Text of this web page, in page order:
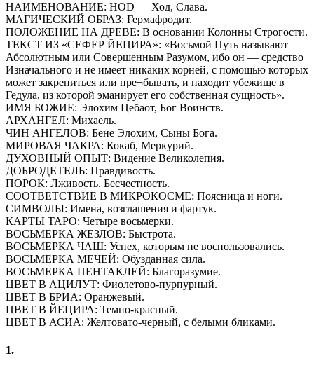
НАИМЕНОВАНИЕ: HOD — Ход, Слава.
МАГИЧЕСКИЙ ОБРАЗ: Гермафродит.
ПОЛОЖЕНИЕ НА ДРЕВЕ: В основании Колонны Строгости.
ТЕКСТ ИЗ «СЕФЕР ЙЕЦИРА»: «Восьмой Путь называют
Абсолютным или Совершенным Разумом, ибо он — средство
Изначального и не имеет никаких корней, с помощью которых
может закрепиться или пре¬бывать, и находит убежище в
Гедула, из которой эманирует его собственная сущность».
ИМЯ БОЖИЕ: Элохим Цебаот, Бог Воинств.
АРХАНГЕЛ: Михаель.
ЧИН АНГЕЛОВ: Бене Элохим, Сыны Бога.
МИРОВАЯ ЧАКРА: Кокаб, Меркурий.
ДУХОВНЫЙ ОПЫТ: Видение Великолепия.
ДОБРОДЕТЕЛЬ: Правдивость.
ПОРОК: Лживость. Бесчестность.
СООТВЕТСТВИЕ В МИКРОКОСМЕ: Поясница и ноги.
СИМВОЛЫ: Имена, возглашения и фартук.
КАРТЫ ТАРО: Четыре восьмерки.
ВОСЬМЕРКА ЖЕЗЛОВ: Быстрота.
ВОСЬМЕРКА ЧАШ: Успех, которым не воспользовались.
ВОСЬМЕРКА МЕЧЕЙ: Обузданная сила.
ВОСЬМЕРКА ПЕНТАКЛЕЙ: Благоразумие.
ЦВЕТ В АЦИЛУТ: Фиолетово-пурпурный.
ЦВЕТ В БРИА: Оранжевый.
ЦВЕТ В ЙЕЦИРА: Темно-красный.
ЦВЕТ В АСИА: Желтовато-черный, с белыми бликами.
1.